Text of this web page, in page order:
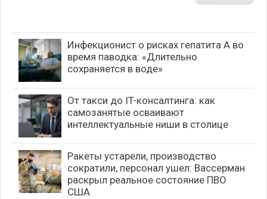
Инфекционист о рисках гепатита А во
время паводка: «Длительно
сохраняется в воде»
От такси до IT-консалтинга: как
самозанятые осваивают
интеллектуальные ниши в столице
Ракеты устарели, производство
сократили, персонал ушел: Вассерман
раскрыл реальное состояние ПВО
США